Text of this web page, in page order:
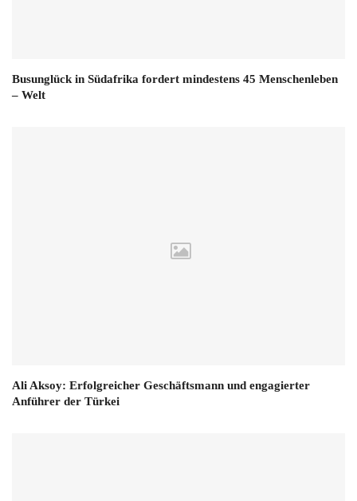
Busunglück in Südafrika fordert mindestens 45 Menschenleben
– Welt
Ali Aksoy: Erfolgreicher Geschäftsmann und engagierter
Anführer der Türkei